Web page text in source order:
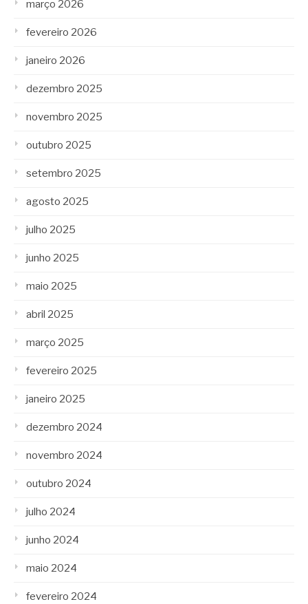
março 2026
fevereiro 2026
janeiro 2026
dezembro 2025
novembro 2025
outubro 2025
setembro 2025
agosto 2025
julho 2025
junho 2025
maio 2025
abril 2025
março 2025
fevereiro 2025
janeiro 2025
dezembro 2024
novembro 2024
outubro 2024
julho 2024
junho 2024
maio 2024
fevereiro 2024